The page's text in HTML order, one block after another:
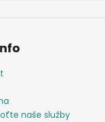
naše služby